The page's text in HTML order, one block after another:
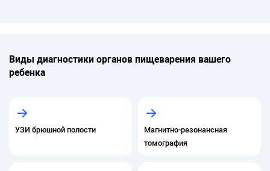
Виды диагностики органов пищеварения вашего
ребенка
УЗИ брюшной полости
Магнитно-резонансная
томография